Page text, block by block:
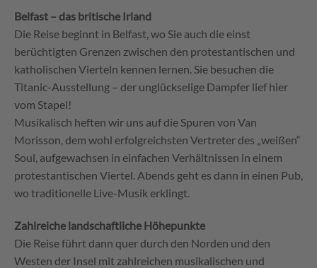
Belfast – das britische Irland
Die Reise beginnt in Belfast, wo Sie auch die einst
berüchtigten Grenzen zwischen den protestantischen und
katholischen Vierteln kennen lernen. Sie besuchen die
Titanic-Ausstellung – der unglückselige Dampfer lief hier
vom Stapel!
Musikalisch heften wir uns auf die Spuren von Van
Morisson, dem wohl erfolgreichsten Vertreter des „weißen“
Soul, aufgewachsen in einfachen Verhältnissen in einem
protestantischen Viertel. Abends geht es dann in einen Pub,
wo traditionelle Live-Musik erklingt.
Zahlreiche landschaftliche Höhepunkte
Die Reise führt dann quer durch den Norden und den
Westen der Insel mit zahlreichen musikalischen und